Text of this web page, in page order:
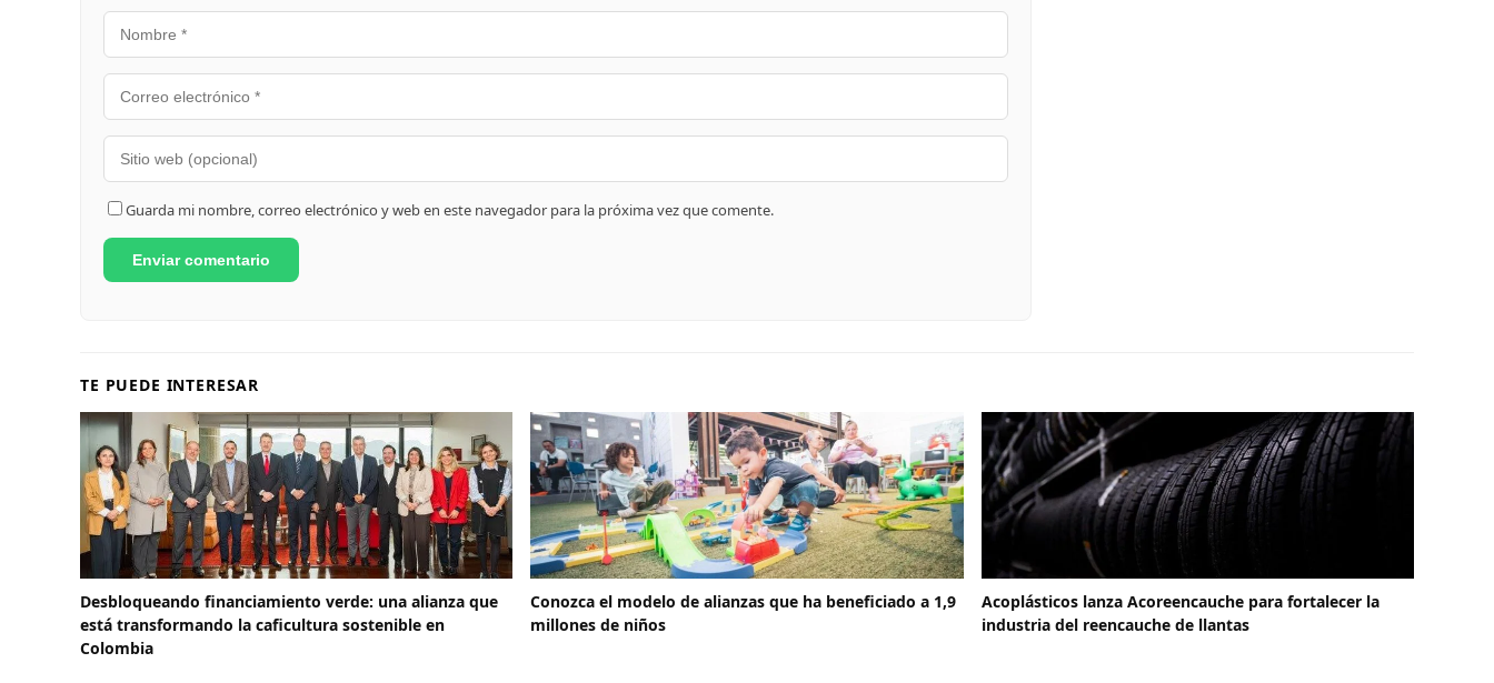
Guarda mi nombre, correo electrónico y web en este navegador para la próxima vez que comente.
TE PUEDE INTERESAR
Desbloqueando financiamiento verde: una alianza que
está transformando la caficultura sostenible en
Colombia
Conozca el modelo de alianzas que ha beneficiado a 1,9
millones de niños
Acoplásticos lanza Acoreencauche para fortalecer la
industria del reencauche de llantas